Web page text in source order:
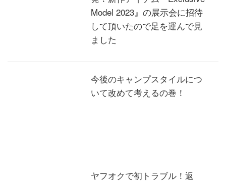
Model 2023』の展示会に招待
して頂いたので足を運んで見
ました
今後のキャンプスタイルにつ
いて改めて考えるの巻！
ヤフオクで初トラブル！返